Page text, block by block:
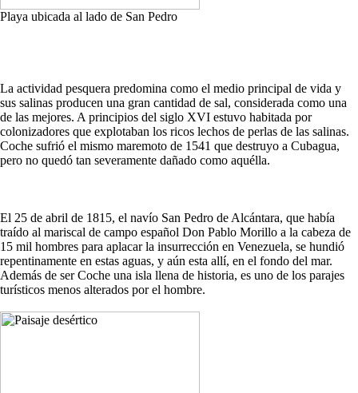
Playa ubicada al lado de San Pedro
La actividad pesquera predomina como el medio principal de vida y
sus salinas producen una gran cantidad de sal, considerada como una
de las mejores. A principios del siglo XVI estuvo habitada por
colonizadores que explotaban los ricos lechos de perlas de las salinas.
Coche sufrió el mismo maremoto de 1541 que destruyo a Cubagua,
pero no quedó tan severamente dañado como aquélla.
El 25 de abril de 1815, el navío San Pedro de Alcántara, que había
traído al mariscal de campo español Don Pablo Morillo a la cabeza de
15 mil hombres para aplacar la insurrección en Venezuela, se hundió
repentinamente en estas aguas, y aún esta allí, en el fondo del mar.
Además de ser Coche una isla llena de historia, es uno de los parajes
turísticos menos alterados por el hombre.